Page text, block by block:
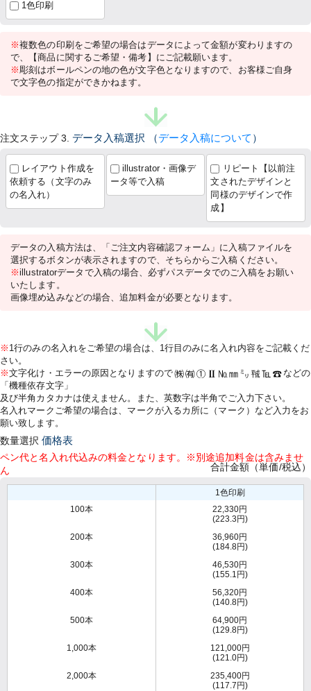
1色印刷
※複数色の印刷をご希望の場合はデータによって金額が変わりますの
で、【商品に関するご希望・備考】にご記載願います。
※彫刻はボールペンの地の色が文字色となりますので、お客様ご自身
で文字色の指定ができかねます。
注文ステップ 3. データ入稿選択 （データ入稿について ）
レイアウト作成を
依頼する（文字のみ
の名入れ）
illustrator・画像デ
ータ等で入稿
リピート【以前注
文されたデザインと
同様のデザインで作
成】
データの入稿方法は、「ご注文内容確認フォーム」に入稿ファイルを
選択するボタンが表示されますので、そちらからご入稿ください。
※illustratorデータで入稿の場合、必ずパスデータでのご入稿をお願い
いたします。
画像埋め込みなどの場合、追加料金が必要となります。
※ 1行のみの名入れをご希望の場合は、1行目のみに名入れ内容をご記載くだ
さい。
※文字化け・エラーの原因となりますので
などの
「機種依存文字」
及び半角カタカナは使えません。また、英数字は半角でご入力下さい。
名入れマークご希望の場合は、マークが入るカ所に（マーク）など入力をお
願い致します。
数量選択 価格表
ペン代と名入れ代込みの料金となります。※別途追加料金は含みませ
ん
合計金額（単価/税込）
1色印刷
100本
22,330円
(223.3円)
200本
36,960円
(184.8円)
300本
46,530円
(155.1円)
400本
56,320円
(140.8円)
500本
64,900円
(129.8円)
1,000本
121,000円
(121.0円)
2,000本
235,400円
(117.7円)